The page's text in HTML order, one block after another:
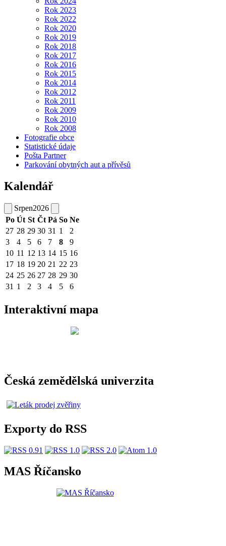
Rok 2023
Rok 2022
Rok 2020
Rok 2019
Rok 2018
Rok 2017
Rok 2016
Rok 2015
Rok 2014
Rok 2012
Rok 2011
Rok 2009
Rok 2010
Rok 2008
Fotografie obce
Statistické údaje
Pošta Partner
Parkování obytných aut a přívěsů
Kalendář
Srpen2026
Po Út St Čt Pá So Ne
27 28 29 30 31 1
2
3
4 5 6 7 8
9
10 11 12 13 14 15 16
17 18 19 20 21 22 23
24 25 26 27 28 29 30
31 1 2 3 4 5 6
Interaktivní mapa
Česká zemědělská univerzita
Exporty do RSS
MAS Říčansko